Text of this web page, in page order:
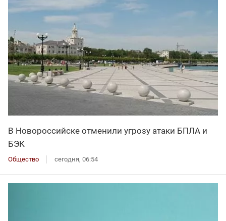
В Новороссийске отменили угрозу атаки БПЛА и
БЭК
Общество сегодня, 06:54